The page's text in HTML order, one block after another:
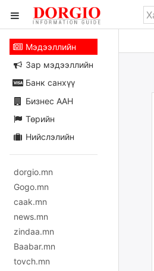
Мэдээллийн
Зар мэдээллийн
Банк санхүү
Бизнес ААН
Төрийн
Нийслэлийн
dorgio.mn
Gogo.mn
caak.mn
news.mn
zindaa.mn
Baabar.mn
tovch.mn